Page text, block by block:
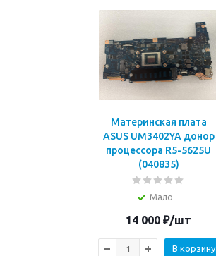
Материнская плата
ASUS UM3402YA донор
процессора R5-5625U
(040835)
Мало
14 000 ₽/шт
В корзину